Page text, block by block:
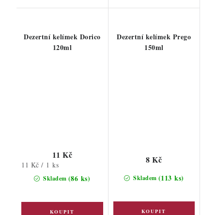
Dezertní kelímek Dorico
120ml
Skladem (86 ks)
11 Kč
Měrná
cena:
11 Kč / 1 ks
Dezertní kelímek Prego
150ml
Skladem (113 ks)
8 Kč